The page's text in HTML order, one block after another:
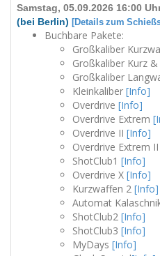
Samstag, 05.09.2026 16:00
(bei Berlin) [Details zum
Buchbare Pakete:
Großkaliber
Großkaliber Kurz
Großkaliber
Kleinkaliber [Info]
Overdrive [Info]
Overdrive Extrem
Overdrive II [Info]
Overdrive Extrem II
ShotClub1 [Info]
Overdrive X [Info]
Kurzwaffen 2 [Info]
Automat
ShotClub2 [Info]
ShotClub3 [Info]
MyDays [Info]